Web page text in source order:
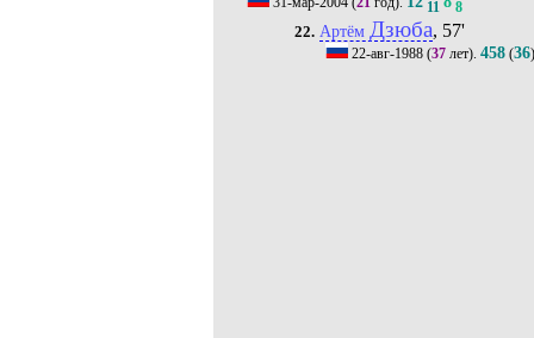
11
8
22. Артём Дзюба, 57'
22-авг-1988 (37 лет).458 (36